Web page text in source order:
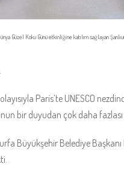
Güzel Koku Günü etkinliğine katılım sağlayan
Paris’te UNESCO
bir duyudan çok daha
Büyükşehir Belediye